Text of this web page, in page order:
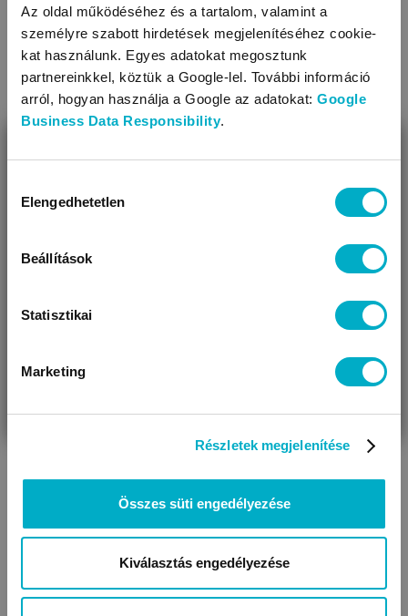
Az oldal működéséhez és a tartalom, valamint a
személyre szabott hirdetések megjelenítéséhez cookie-
kat használunk. Egyes adatokat megosztunk
partnereinkkel, köztük a Google-lel. További információ
arról, hogyan használja a Google az adatokat: Google
Business Data Responsibility.
kiválasztása
Elengedhetetlen
Beállítások
Statisztikai
Marketing
Részletek megjelenítése
Összes süti engedélyezése
Kiválasztás engedélyezése
Belső szélessége állítható
Használat gyakorisága alkalmi
Anyaga: poliészter
TOVÁBBIAK
Úgy látjuk, most jársz nálunk először!
VÁRANDÓS
AJÁNDÉKOT